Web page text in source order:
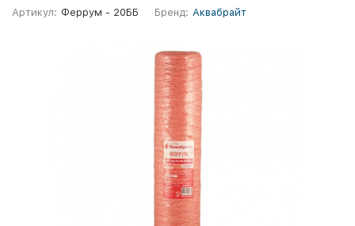
Артикул: Феррум - 20ББ Бренд: Аквабрайт